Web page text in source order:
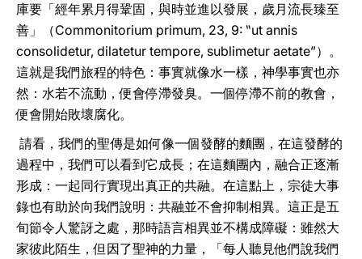
庫要「經年累月得鞏固，與時並進以發展，歲月流長臻至
善」（Commonitorium primum, 23, 9: ‟ut annis
consolidetur, dilatetur tempore, sublimetur aetate”）。
這就是我們旅程的特色：事實就像水一樣，神學事實也亦
然：水若不流動，便會停滯發臭。一個停滯不前的教會，
便會開始敗壞腐化。
請看，我們的聖傳是如何像一個發酵的麵團，在這發酵的
過程中，我們可以看到它成長；在這麵團內，融合正逐漸
形成：一起同行實現出真正的共融。在這點上，宗徒大事
錄也有助於向我們說明：共融並不會抑制相異。這正是五
旬節令人驚訝之處，那時語言相異並不構成障礙：雖然大
家彼此陌生，但因了聖神的力量，「每人聽見他們說我們